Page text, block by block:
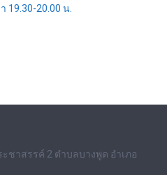
19.30-20.00 น.
ชาสรรค์ 2 ตำบลบางพูด อำเภอ